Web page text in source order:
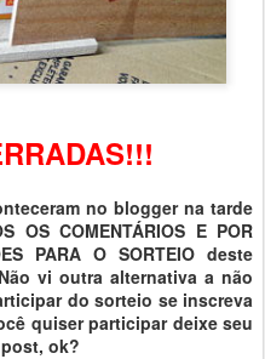
no blogger na tarde
OS COMENTÁRIOS E POR
PARA O SORTEIO deste
Não vi outra alternativa a não
do sorteio se inscreva
quiser participar deixe seu
ok?